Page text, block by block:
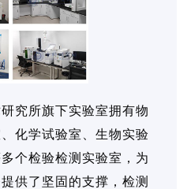
究所旗下实验室拥有物
化学试验室、生物实验
个检验检测实验室，为
供了坚固的支撑，检测